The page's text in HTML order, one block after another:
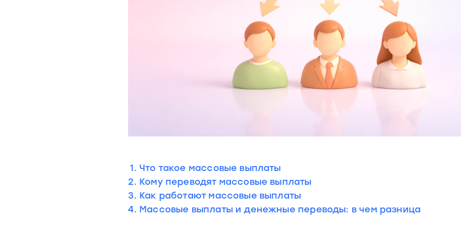
Что такое массовые выплаты
Кому переводят массовые выплаты
Как работают массовые выплаты
Массовые выплаты и денежные переводы: в чем разница